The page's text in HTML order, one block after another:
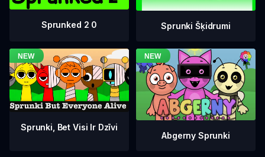
Sprunked 2 0 Sprunki Šķidrumi
Sprunki, Bet Visi Ir Dzīvi
Abgerny Sprunki